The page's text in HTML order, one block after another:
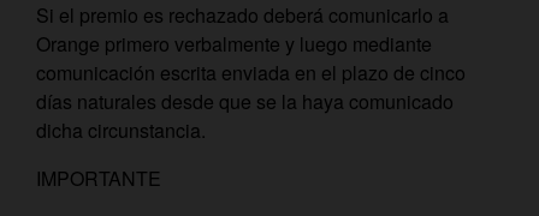
Si el premio es rechazado deberá comunicarlo a
Orange primero verbalmente y luego mediante
comunicación escrita enviada en el plazo de cinco
días naturales desde que se la haya comunicado
dicha circunstancia.
IMPORTANTE